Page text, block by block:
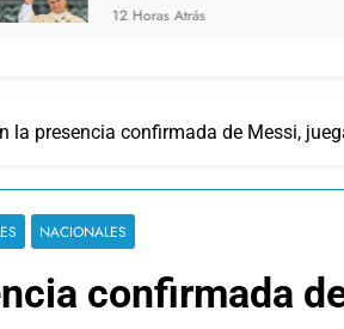
Atrás
la presencia confirmada de Messi,
NACIONALES
confirmada